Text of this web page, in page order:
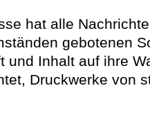
hat alle
gebotenen
und Inhalt auf ihre
Druckwerke von